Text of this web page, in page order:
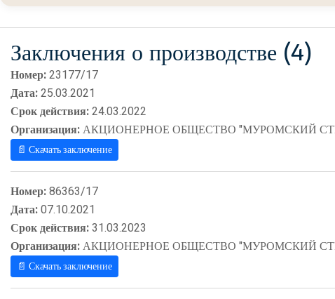
Заключения о производстве (4)
Номер:23177/17
Дата:25.03.2021
Срок действия:24.03.2022
Организация:АКЦИОНЕРНОЕ ОБЩЕСТВО "МУРОМСКИЙ
📄 Скачать заключение
Номер:86363/17
Дата:07.10.2021
Срок действия:31.03.2023
Организация:АКЦИОНЕРНОЕ ОБЩЕСТВО "МУРОМСКИЙ
📄 Скачать заключение